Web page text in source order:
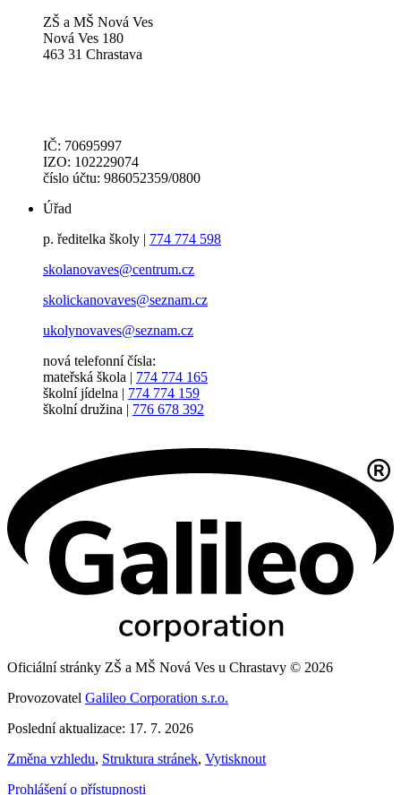
ZŠ a MŠ Nová Ves
Nová Ves 180
463 31 Chrastava
IČ: 70695997
IZO: 102229074
číslo účtu: 986052359/0800
Úřad
p. ředitelka školy | 774 774 598
skolanovaves@centrum.cz
skolickanovaves@seznam.cz
ukolynovaves@seznam.cz
nová telefonní čísla:
mateřská škola | 774 774 165
školní jídelna | 774 774 159
školní družina | 776 678 392
Oficiální stránky ZŠ a MŠ Nová Ves u Chrastavy © 2026
Provozovatel Galileo Corporation s.r.o.
Poslední aktualizace: 17. 7. 2026
Změna vzhledu, Struktura stránek, Vytisknout
Prohlášení o přístupnosti